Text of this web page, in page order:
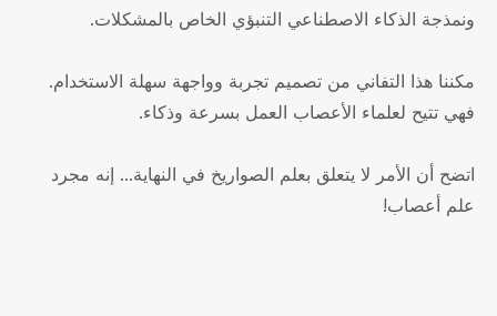
ونمذجة الذكاء الاصطناعي التنبؤي الخاص بالمشكلات.
مكننا هذا التفاني من تصميم تجربة وواجهة سهلة الاستخدام.
فهي تتيح لعلماء الأعصاب العمل بسرعة وذكاء.
اتضح أن الأمر لا يتعلق بعلم الصواريخ في النهاية... إنه مجرد
علم أعصاب!